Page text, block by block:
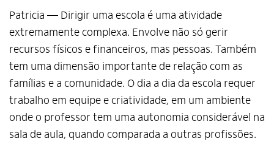
Patricia — Dirigir uma escola é uma atividade
extremamente complexa. Envolve não só gerir
recursos físicos e financeiros, mas pessoas. Também
tem uma dimensão importante de relação com as
famílias e a comunidade. O dia a dia da escola requer
trabalho em equipe e criatividade, em um ambiente
onde o professor tem uma autonomia considerável na
sala de aula, quando comparada a outras profissões.